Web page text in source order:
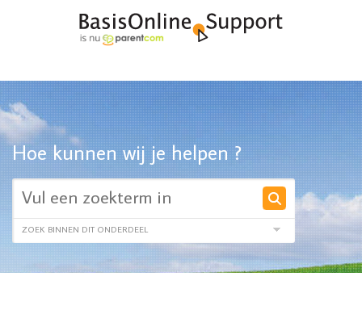
Hoe kunnen wij je helpen ?